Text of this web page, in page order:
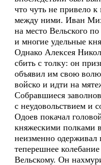
что чуть не привело
между ними. Иван
на место Вельского
и многие удельные
Однако Алексея
сбить с толку: он
объявил им свою
войско и идти на
Собравшиеся
с неудовольствием и
Одоев покачал
княжескими полками
неизменно одерживал
теперешнее
Вельскому. Он